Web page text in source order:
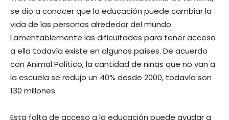
se dio a conocer que la educación puede cambiar la
vida de las personas alrededor del mundo.
Lamentablemente las dificultades para tener acceso
a ella todavía existe en algunos países. De acuerdo
con Animal Político, la cantidad de niñas que no van a
la escuela se redujo un 40% desde 2000, todavía son
130 millones.
Esta falta de acceso a la educación puede ayudar a